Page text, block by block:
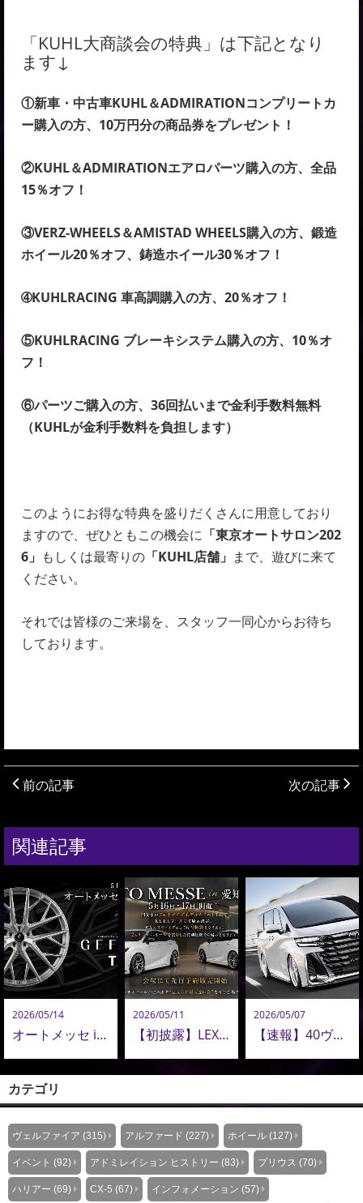
「KUHL大商談会の特典」は下記となり
ます↓
①新車・中古車KUHL＆ADMIRATIONコンプリートカ
ー購入の方、10万円分の商品券をプレゼント！
②KUHL＆ADMIRATIONエアロパーツ購入の方、全品
15％オフ！
③VERZ-WHEELS＆AMISTAD WHEELS購入の方、鍛造
ホイール20％オフ、鋳造ホイール30％オフ！
➃KUHLRACING 車高調購入の方、20％オフ！
⑤KUHLRACING ブレーキシステム購入の方、10％オ
フ！
⑥パーツご購入の方、36回払いまで金利手数料無料
（KUHLが金利手数料を負担します）
このようにお得な特典を盛りだくさんに用意しており
ますので、ぜひともこの機会に 「東京オートサロン202
6」 もしくは最寄りの 「KUHL店舗」 まで、遊びに来て
ください。
それでは皆様のご来場を、スタッフ一同心からお待ち
しております。
前の記事 次の記事
関連記事
2026/05/14
オートメッセ in 愛知にて初披露。AMISTAD 新鍛造ホイール「GEEBEL TW」
2026/05/11
【初披露】LEXUS RX プロトモデル、オートメッセ in 愛知 2026 にて初アンベール
2026/05/07
【速報】40ヴェルファイア コンプリートオーダー再開！ADMIRATION 40ヴェルファイア 最新カスタム公開！
カテゴリ
ヴェルファイア (315) アルファード (227) ホイール (127)
イベント (92) アドミレイション ヒストリー (83) プリウス (70)
ハリアー (69) CX-5 (67) インフォメーション (57)